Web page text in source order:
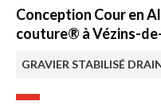
Conception Cour en
couture® à Vézins-
GRAVIER STABILISÉ